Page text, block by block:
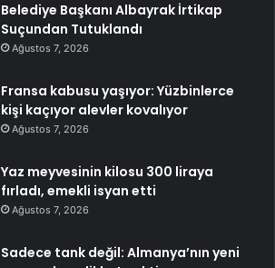
Belediye Başkanı Albayrak İrtikap
Suçundan Tutuklandı
Ağustos 7, 2026
Fransa kabusu yaşıyor: Yüzbinlerce
kişi kaçıyor alevler kovalıyor
Ağustos 7, 2026
Yaz meyvesinin kilosu 300 liraya
fırladı, emekli isyan etti
Ağustos 7, 2026
Sadece tank değil: Almanya’nın yeni